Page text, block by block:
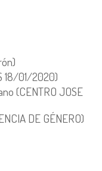
18/01/2020)
(CENTRO JOSE
DE GÉNERO)